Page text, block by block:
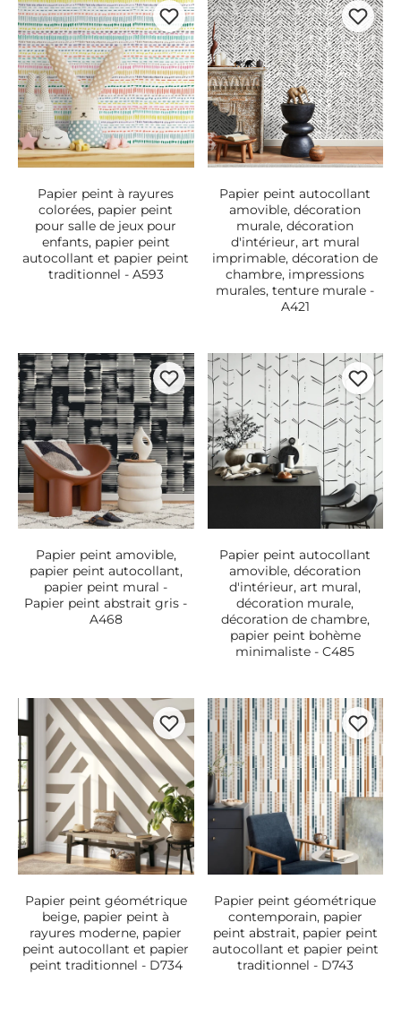
Papier peint à rayures
colorées, papier peint
pour salle de jeux pour
enfants, papier peint
autocollant et papier peint
traditionnel - A593
Papier peint autocollant
amovible, décoration
murale, décoration
d'intérieur, art mural
imprimable, décoration de
chambre, impressions
murales, tenture murale -
A421
Papier peint amovible,
papier peint autocollant,
papier peint mural -
Papier peint abstrait gris -
A468
Papier peint autocollant
amovible, décoration
d'intérieur, art mural,
décoration murale,
décoration de chambre,
papier peint bohème
minimaliste - C485
Papier peint géométrique
beige, papier peint à
rayures moderne, papier
peint autocollant et papier
peint traditionnel - D734
Papier peint géométrique
contemporain, papier
peint abstrait, papier peint
autocollant et papier peint
traditionnel - D743